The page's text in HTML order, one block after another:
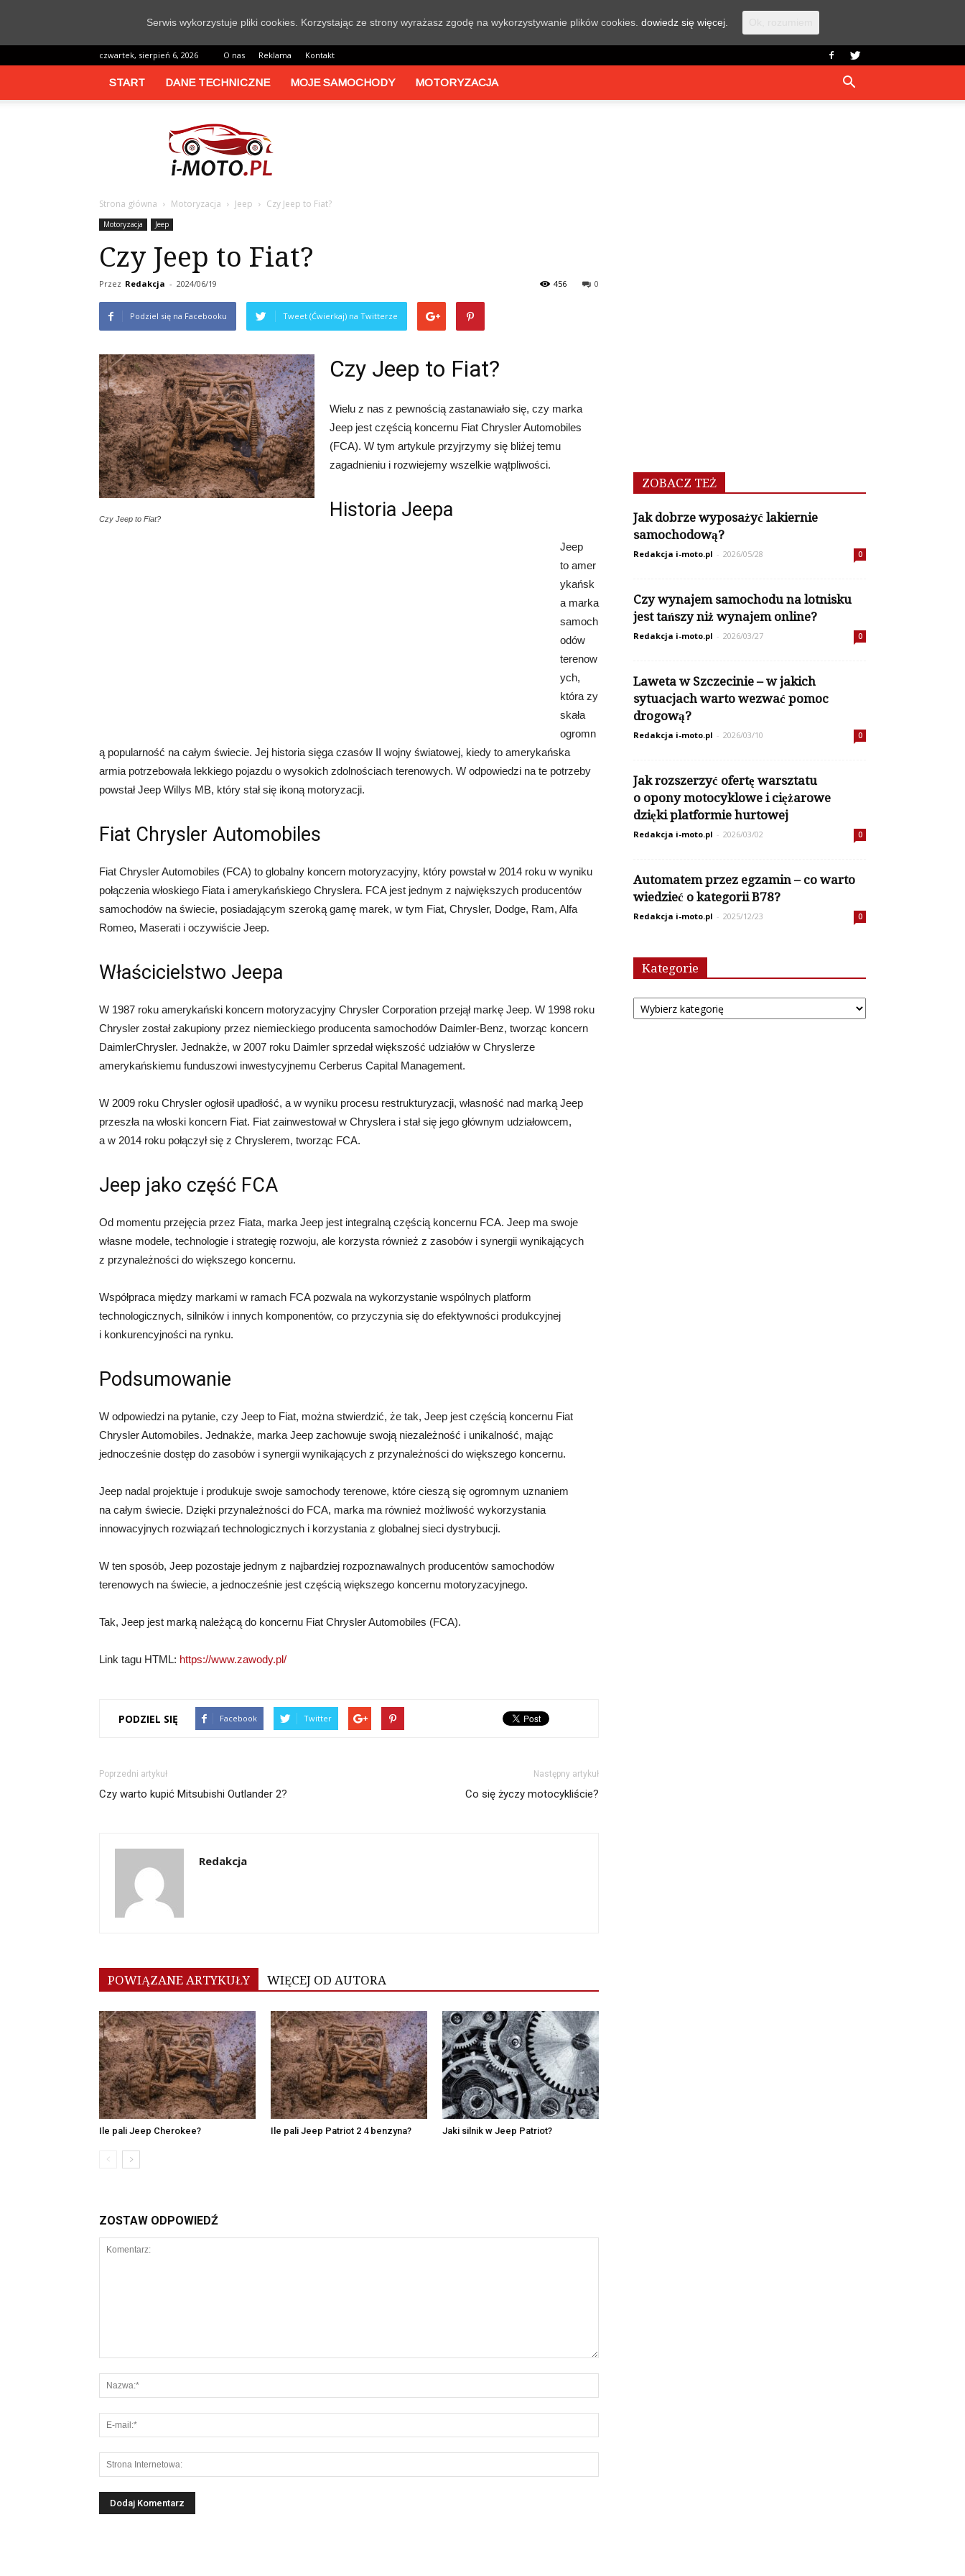
czwartek, sierpień 6, 2026 O nas Reklama Kontakt
START DANE TECHNICZNE MOJE SAMOCHODY MOTORYZACJA
moto.pl
Strona główna Motoryzacja Jeep Czy Jeep to Fiat?
Motoryzacja Jeep
Czy Jeep to Fiat?
Przez Redakcja - 2024/06/19 0
456
Podziel się na Facebooku Tweet (Ćwierkaj) na Twitterze
Czy Jeep to Fiat?
Czy Jeep to Fiat?
Wielu z nas z pewnością zastanawiało się, czy marka
Jeep jest częścią koncernu Fiat Chrysler Automobiles
(FCA). W tym artykule przyjrzymy się bliżej temu
zagadnieniu i rozwiejemy wszelkie wątpliwości.
Historia Jeepa
Jeep
to amer
ykańsk
a marka
samoch
odów
terenow
ych,
która zy
skała
ogromn
ą popularność na całym świecie. Jej historia sięga czasów II wojny światowej, kiedy to amerykańska
armia potrzebowała lekkiego pojazdu o wysokich zdolnościach terenowych. W odpowiedzi na te potrzeby
powstał Jeep Willys MB, który stał się ikoną motoryzacji.
Fiat Chrysler Automobiles
Fiat Chrysler Automobiles (FCA) to globalny koncern motoryzacyjny, który powstał w 2014 roku w wyniku
połączenia włoskiego Fiata i amerykańskiego Chryslera. FCA jest jednym z największych producentów
samochodów na świecie, posiadającym szeroką gamę marek, w tym Fiat, Chrysler, Dodge, Ram, Alfa
Romeo, Maserati i oczywiście Jeep.
Właścicielstwo Jeepa
W 1987 roku amerykański koncern motoryzacyjny Chrysler Corporation przejął markę Jeep. W 1998 roku
Chrysler został zakupiony przez niemieckiego producenta samochodów Daimler-Benz, tworząc koncern
DaimlerChrysler. Jednakże, w 2007 roku Daimler sprzedał większość udziałów w Chryslerze
amerykańskiemu funduszowi inwestycyjnemu Cerberus Capital Management.
W 2009 roku Chrysler ogłosił upadłość, a w wyniku procesu restrukturyzacji, własność nad marką Jeep
przeszła na włoski koncern Fiat. Fiat zainwestował w Chryslera i stał się jego głównym udziałowcem,
a w 2014 roku połączył się z Chryslerem, tworząc FCA.
Jeep jako część FCA
Od momentu przejęcia przez Fiata, marka Jeep jest integralną częścią koncernu FCA. Jeep ma swoje
własne modele, technologie i strategię rozwoju, ale korzysta również z zasobów i synergii wynikających
z przynależności do większego koncernu.
Współpraca między markami w ramach FCA pozwala na wykorzystanie wspólnych platform
technologicznych, silników i innych komponentów, co przyczynia się do efektywności produkcyjnej
i konkurencyjności na rynku.
Podsumowanie
W odpowiedzi na pytanie, czy Jeep to Fiat, można stwierdzić, że tak, Jeep jest częścią koncernu Fiat
Chrysler Automobiles. Jednakże, marka Jeep zachowuje swoją niezależność i unikalność, mając
jednocześnie dostęp do zasobów i synergii wynikających z przynależności do większego koncernu.
Jeep nadal projektuje i produkuje swoje samochody terenowe, które cieszą się ogromnym uznaniem
na całym świecie. Dzięki przynależności do FCA, marka ma również możliwość wykorzystania
innowacyjnych rozwiązań technologicznych i korzystania z globalnej sieci dystrybucji.
W ten sposób, Jeep pozostaje jednym z najbardziej rozpoznawalnych producentów samochodów
terenowych na świecie, a jednocześnie jest częścią większego koncernu motoryzacyjnego.
Tak, Jeep jest marką należącą do koncernu Fiat Chrysler Automobiles (FCA).
Link tagu HTML: https://www.zawody.pl/
PODZIEL SIĘ Facebook Twitter
Poprzedni artykuł
Czy warto kupić Mitsubishi Outlander 2?
Następny artykuł
Co się życzy motocykliście?
Redakcja
POWIĄZANE ARTYKUŁY WIĘCEJ OD AUTORA
Ile pali Jeep Cherokee? Ile pali Jeep Patriot 2 4 benzyna? Jaki silnik w Jeep Patriot?
ZOSTAW ODPOWIEDŹ
ZOBACZ TEŻ
Jak dobrze wyposażyć lakiernie
samochodową?
Redakcja i-moto.pl - 2026/05/28 0
Czy wynajem samochodu na lotnisku
jest tańszy niż wynajem online?
Redakcja i-moto.pl - 2026/03/27 0
Laweta w Szczecinie – w jakich
sytuacjach warto wezwać pomoc
drogową?
Redakcja i-moto.pl - 2026/03/10 0
Jak rozszerzyć ofertę warsztatu
o opony motocyklowe i ciężarowe
dzięki platformie hurtowej
Redakcja i-moto.pl - 2026/03/02 0
Automatem przez egzamin – co warto
wiedzieć o kategorii B78?
Redakcja i-moto.pl - 2025/12/23 0
Kategorie
Kategorie
Serwis wykorzystuje pliki cookies. Korzystając ze strony wyrażasz zgodę na wykorzystywanie plików cookies. dowiedz się więcej.